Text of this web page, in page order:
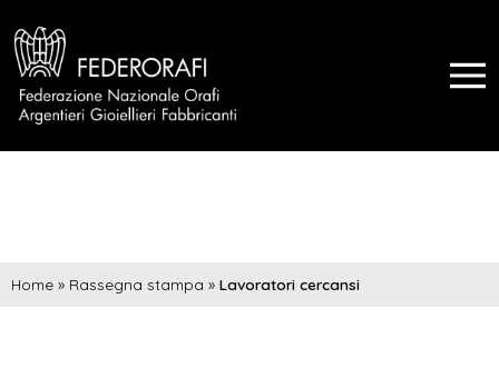
Home » Rassegna stampa » Lavoratori cercansi